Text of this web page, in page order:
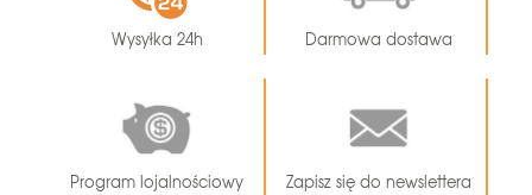
Wysyłka 24h Darmowa dostawa
Program lojalnościowy Zapisz się do newslettera